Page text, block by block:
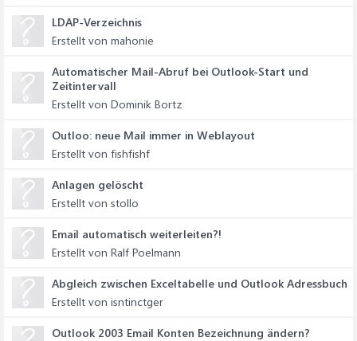
LDAP-Verzeichnis
Erstellt von mahonie
Automatischer Mail-Abruf bei Outlook-Start und
Zeitintervall
Erstellt von Dominik Bortz
Outloo: neue Mail immer in Weblayout
Erstellt von fishfishf
Anlagen gelöscht
Erstellt von stollo
Email automatisch weiterleiten?!
Erstellt von Ralf Poelmann
Abgleich zwischen Exceltabelle und Outlook Adressbuch
Erstellt von isntinctger
Outlook 2003 Email Konten Bezeichnung ändern?